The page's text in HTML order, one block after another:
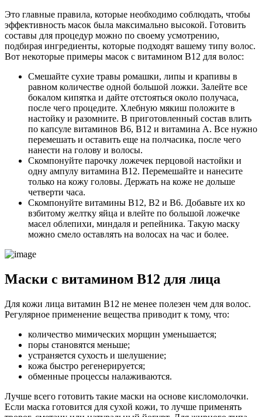
Это главные правила, которые необходимо соблюдать, чтобы
эффективность масок была максимально высокой. Готовить
составы для процедур можно по своему усмотрению,
подбирая ингредиенты, которые подходят вашему типу волос.
Вот некоторые примеры масок с витамином В12 для волос:
Смешайте сухие травы ромашки, липы и крапивы в
равном количестве одной большой ложки. Залейте все
бокалом кипятка и дайте отстояться около получаса,
после чего процедите. Хлебную мякиш положите в
настойку и разомните. В приготовленный состав влить
по капсуле витаминов В6, В12 и витамина А. Все нужно
перемешать и оставить еще на полчасика, после чего
нанести на голову и волосы.
Скомпонуйте парочку ложечек перцовой настойки и
одну ампулу витамина В12. Перемешайте и нанесите
только на кожу головы. Держать на коже не дольше
четверти часа.
Скомпонуйте витамины В12, В2 и В6. Добавьте их ко
взбитому желтку яйца и влейте по большой ложечке
масел облепихи, миндаля и репейника. Такую маску
можно смело оставлять на волосах на час и более.
Маски с витамином В12 для лица
Для кожи лица витамин В12 не менее полезен чем для волос.
Регулярное применение вещества приводит к тому, что:
количество мимических морщин уменьшается;
поры становятся меньше;
устраняется сухость и шелушение;
кожа быстро регенерируется;
обменные процессы налаживаются.
Лучше всего готовить такие маски на основе кисломолочки.
Если маска готовится для сухой кожи, то лучше применять